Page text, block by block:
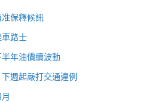
保釋候訊
路士
年油價續波動
週起嚴打交通違例